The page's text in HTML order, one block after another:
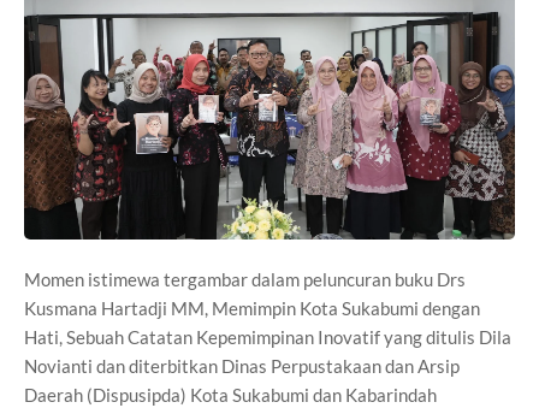
Momen istimewa tergambar dalam peluncuran buku Drs
Kusmana Hartadji MM, Memimpin Kota Sukabumi dengan
Hati, Sebuah Catatan Kepemimpinan Inovatif yang ditulis Dila
Novianti dan diterbitkan Dinas Perpustakaan dan Arsip
Daerah (Dispusipda) Kota Sukabumi dan Kabarindah